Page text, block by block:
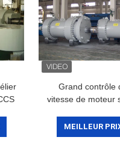
Grand contrôle
vitesse de moteur
électrique pour la
de l'eau
MEILLEUR